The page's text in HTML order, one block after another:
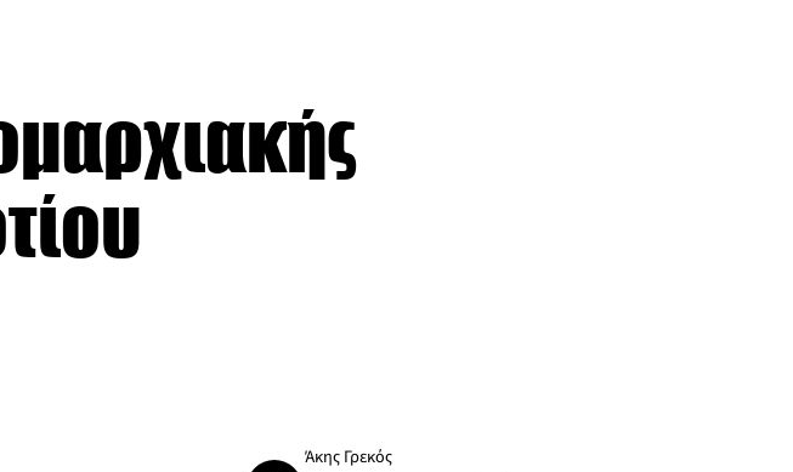
Άκης Γρεκός